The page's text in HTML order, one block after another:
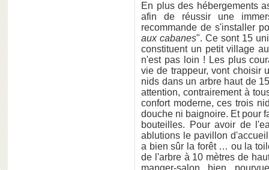
En plus des hébergements
afin de réussir une
recommande de s'installer
aux cabanes". Ce sont 15
constituent un petit village
n'est pas loin ! Les plus
vie de trappeur, vont choisir
nids dans un arbre haut de
attention, contrairement à
confort moderne, ces trois
douche ni baignoire. Et pour
bouteilles. Pour avoir de
ablutions le pavillon
a bien sûr la forêt … ou la
de l'arbre à 10 mètres de
manger-salon bien